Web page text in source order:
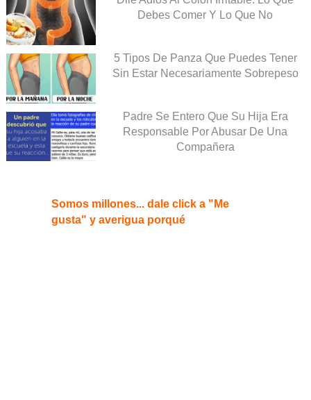
Debes Comer Y Lo Que No
5 Tipos De Panza Que Puedes Tener
Sin Estar Necesariamente Sobrepeso
Padre Se Entero Que Su Hija Era
Responsable Por Abusar De Una
Compañera
Somos millones... dale click a "Me
gusta" y averigua porqué